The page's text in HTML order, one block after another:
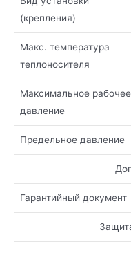
(крепления)
Макс. температура
теплоносителя
Максимальное рабочее
давление
Предельное давление
Гарантийный документ